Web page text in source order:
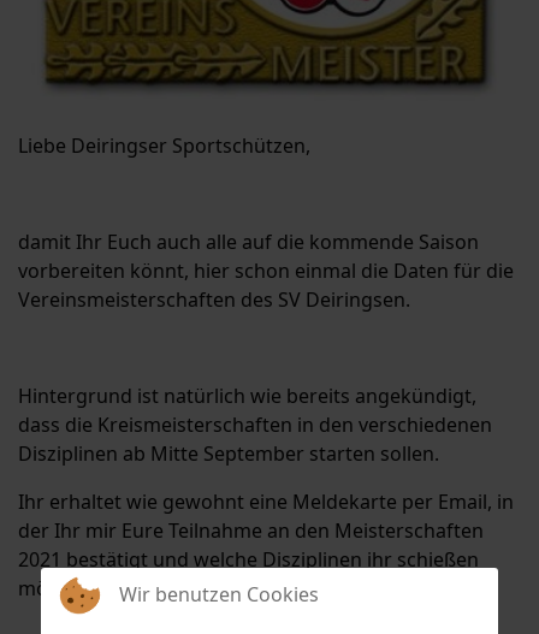
Liebe Deiringser Sportschützen,
damit Ihr Euch auch alle auf die kommende Saison
vorbereiten könnt, hier schon einmal die Daten für die
Vereinsmeisterschaften des SV Deiringsen.
Hintergrund ist natürlich wie bereits angekündigt,
dass die Kreismeisterschaften in den verschiedenen
Disziplinen ab Mitte September starten sollen.
Ihr erhaltet wie gewohnt eine Meldekarte per Email, in
der Ihr mir Eure Teilnahme an den Meisterschaften
2021 bestätigt und welche Disziplinen ihr schießen
möchtet.
Wir benutzen Cookies